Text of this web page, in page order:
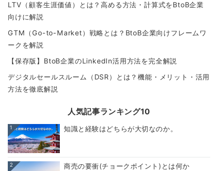
LTV（顧客生涯価値）とは？高める方法・計算式をBtoB企業
向けに解説
GTM（Go-to-Market）戦略とは？BtoB企業向けフレームワ
ークを解説
【保存版】BtoB企業のLinkedIn活用方法を完全解説
デジタルセールスルーム（DSR）とは？機能・メリット・活用
方法を徹底解説
人気記事ランキング10
1 知識と経験はどちらが大切なのか。
2 商売の要衝(チョークポイント)とは何か